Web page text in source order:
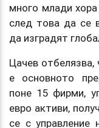
много млади
след това да се
да изградят
Цачев
е основното
поне 15 фирми,
евро активи,
се с управление